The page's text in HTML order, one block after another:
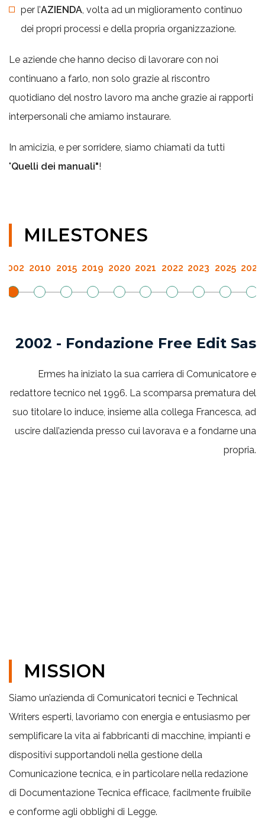
per l’AZIENDA, volta ad un miglioramento continuo
dei propri processi e della propria organizzazione.
Le aziende che hanno deciso di lavorare con noi
continuano a farlo, non solo grazie al riscontro
quotidiano del nostro lavoro ma anche grazie ai rapporti
interpersonali che amiamo instaurare.
In amicizia, e per sorridere, siamo chiamati da tutti
"Quelli dei manuali"!
MILESTONES
2002 2010 2015 2019 2020 2021 2022 2023 2025 2026
2002 - Fondazione Free Edit Sas
Ermes ha iniziato la sua carriera di Comunicatore e
redattore tecnico nel 1996. La scomparsa prematura del
suo titolare lo induce, insieme alla collega Francesca, ad
uscire dall’azienda presso cui lavorava e a fondarne una
propria.
MISSION
Siamo un’azienda di Comunicatori tecnici e Technical
Writers esperti, lavoriamo con energia e entusiasmo per
semplificare la vita ai fabbricanti di macchine, impianti e
dispositivi supportandoli nella gestione della
Comunicazione tecnica, e in particolare nella redazione
di Documentazione Tecnica efficace, facilmente fruibile
e conforme agli obblighi di Legge.